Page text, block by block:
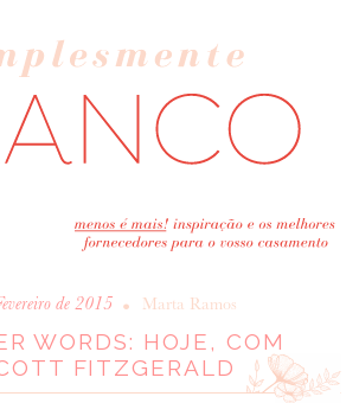
INICIO
BLOG
MELHOR INSPIRAÇÃO
de 2015 • Marta Ramos
WORDS: HOJE, COM
FITZGERALD